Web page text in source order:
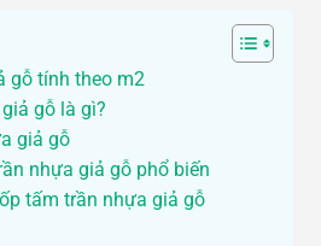
gỗ tính theo m2
gỗ là gì?
giả gỗ
nhựa giả gỗ phổ biến
tấm trần nhựa giả gỗ